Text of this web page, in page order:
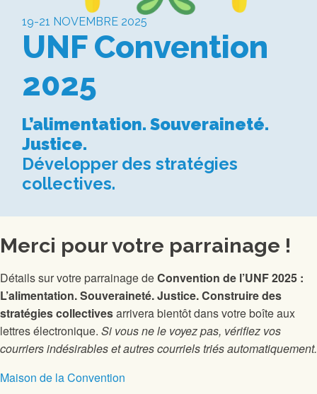
19-21 NOVEMBRE 2025
UNF Convention
2025
L’alimentation. Souveraineté.
Justice.
Développer des stratégies
collectives.
Merci pour votre parrainage !
Détails sur votre parrainage deConvention de l’UNF 2025 :
L’alimentation. Souveraineté. Justice. Construire des
stratégies collectivesarrivera bientôt dans votre boîte aux
lettres électronique. Si vous ne le voyez pas, vérifiez vos
courriers indésirables et autres courriels triés automatiquement.
Maison de la Convention